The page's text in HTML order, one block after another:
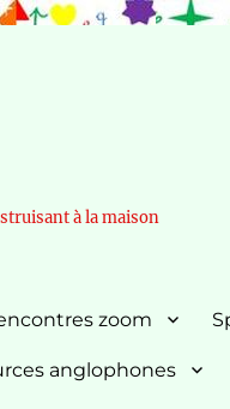
à la maison
zoom
anglophones